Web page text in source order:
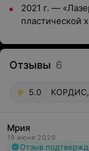
2021 г. —
пластической
Отзывы 6
5.0 КОРДИС,
Мрия
19 июня 2026
Отзыв